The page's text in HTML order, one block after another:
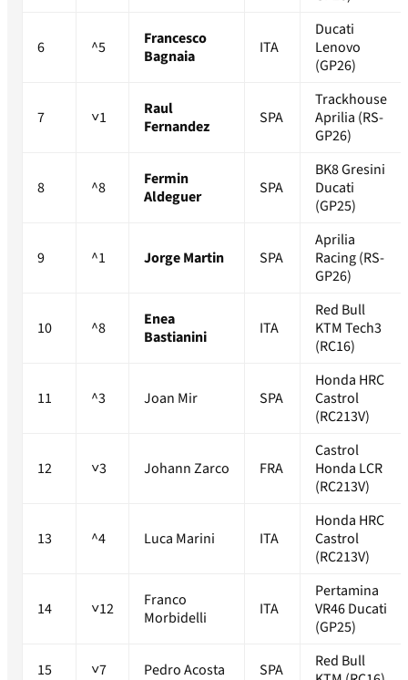
6 ^5
Francesco
Bagnaia
ITA
Ducati
Lenovo
(GP26)
7 ˅1
Raul
Fernandez
SPA
Trackhouse
Aprilia (RS-
GP26)
8 ^8
Fermin
Aldeguer
SPA
BK8 Gresini
Ducati
(GP25)
9 ^1 Jorge Martin SPA
Aprilia
Racing (RS-
GP26)
10 ^8
Enea
Bastianini
ITA
Red Bull
KTM Tech3
(RC16)
11 ^3 Joan Mir SPA
Honda HRC
Castrol
(RC213V)
12 ˅3 Johann Zarco FRA
Castrol
Honda LCR
(RC213V)
13 ^4 Luca Marini ITA
Honda HRC
Castrol
(RC213V)
14 ˅12
Franco
Morbidelli
ITA
Pertamina
VR46 Ducati
(GP25)
15 ˅7 Pedro Acosta SPA
Red Bull